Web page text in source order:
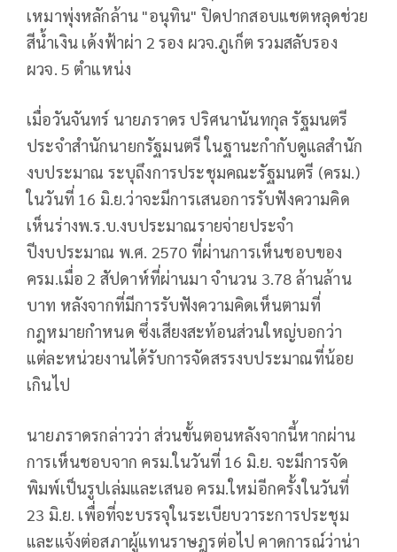
เหมาพุ่งหลักล้าน "อนุทิน" ปิดปากสอบแชตหลุดช่วย
สีน้ำเงิน เด้งฟ้าผ่า 2 รอง ผวจ.ภูเก็ต รวมสลับรอง
ผวจ. 5 ตำแหน่ง
เมื่อวันจันทร์ นายภราดร ปริศนานันทกุล รัฐมนตรี
ประจำสำนักนายกรัฐมนตรี ในฐานะกำกับดูแลสำนัก
งบประมาณ ระบุถึงการประชุมคณะรัฐมนตรี (ครม.)
ในวันที่ 16 มิ.ย.ว่าจะมีการเสนอการรับฟังความคิด
เห็นร่างพ.ร.บ.งบประมาณรายจ่ายประจำ
ปีงบประมาณ พ.ศ. 2570 ที่ผ่านการเห็นชอบของ
ครม.เมื่อ 2 สัปดาห์ที่ผ่านมา จำนวน 3.78 ล้านล้าน
บาท หลังจากที่มีการรับฟังความคิดเห็นตามที่
กฎหมายกำหนด ซึ่งเสียงสะท้อนส่วนใหญ่บอกว่า
แต่ละหน่วยงานได้รับการจัดสรรงบประมาณที่น้อย
เกินไป
นายภราดรกล่าวว่า ส่วนขั้นตอนหลังจากนี้หากผ่าน
การเห็นชอบจาก ครม.ในวันที่ 16 มิ.ย. จะมีการจัด
พิมพ์เป็นรูปเล่มและเสนอ ครม.ใหม่อีกครั้งในวันที่
23 มิ.ย. เพื่อที่จะบรรจุในระเบียบวาระการประชุม
และแจ้งต่อสภาผู้แทนราษฎรต่อไป คาดการณ์ว่าน่า